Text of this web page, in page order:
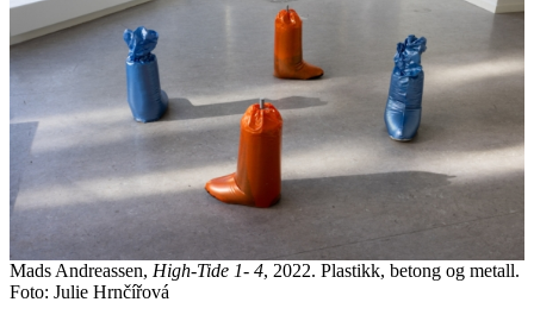
Mads Andreassen, High-Tide 1- 4, 2022. Plastikk, betong og metall.
Foto: Julie Hrnčířová